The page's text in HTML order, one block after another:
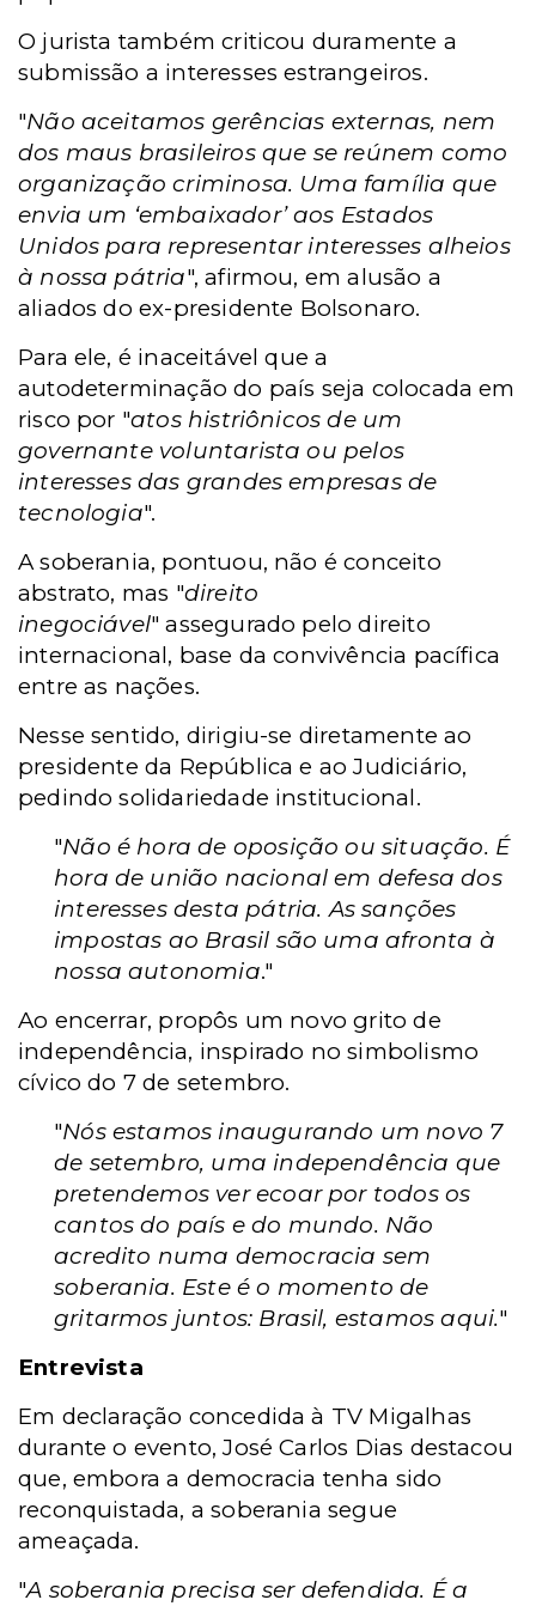
O jurista também criticou duramente a
submissão a interesses estrangeiros.
"Não aceitamos gerências externas, nem
dos maus brasileiros que se reúnem como
organização criminosa. Uma família que
envia um ‘embaixador’ aos Estados
Unidos para representar interesses alheios
à nossa pátria", afirmou, em alusão a
aliados do ex-presidente Bolsonaro.
Para ele, é inaceitável que a
autodeterminação do país seja colocada em
risco por "atos histriônicos de um
governante voluntarista ou pelos
interesses das grandes empresas de
tecnologia".
A soberania, pontuou, não é conceito
abstrato, mas "direito
inegociável" assegurado pelo direito
internacional, base da convivência pacífica
entre as nações.
Nesse sentido, dirigiu-se diretamente ao
presidente da República e ao Judiciário,
pedindo solidariedade institucional.
"Não é hora de oposição ou situação. É
hora de união nacional em defesa dos
interesses desta pátria. As sanções
impostas ao Brasil são uma afronta à
nossa autonomia."
Ao encerrar, propôs um novo grito de
independência, inspirado no simbolismo
cívico do 7 de setembro.
"Nós estamos inaugurando um novo 7
de setembro, uma independência que
pretendemos ver ecoar por todos os
cantos do país e do mundo. Não
acredito numa democracia sem
soberania. Este é o momento de
gritarmos juntos: Brasil, estamos aqui."
Entrevista
Em declaração concedida à TV Migalhas
durante o evento, José Carlos Dias destacou
que, embora a democracia tenha sido
reconquistada, a soberania segue
ameaçada.
"A soberania precisa ser defendida. É a